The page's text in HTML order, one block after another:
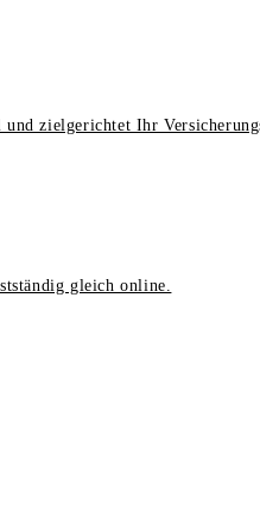
zielgerichtet Ihr
gleich online.